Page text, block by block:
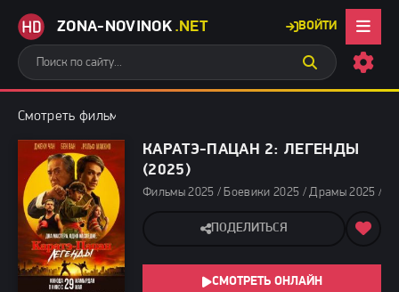
ZONA-NOVINOK .NET ВОЙТИ
Смотреть фильмы бесплатно
КАРАТЭ-ПАЦАН 2: ЛЕГЕНДЫ
(2025)
Фильмы 2025 / Боевики 2025 / Драмы 2025 /
ПОДЕЛИТЬСЯ
СМОТРЕТЬ ОНЛАЙН